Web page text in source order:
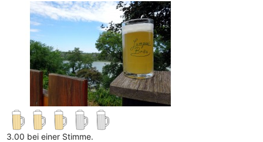
3.00 bei einer Stimme.